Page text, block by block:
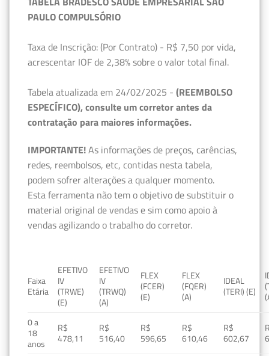
PAULO COMPULSÓRIO
Taxa de Inscrição: (Por Contrato) - R$ 7,50 por vida,
acrescentar IOF de 2,38% sobre o valor total final.
Tabela atualizada em 24/02/2025 - (REEMBOLSO
ESPECÍFICO), consulte um corretor antes da
contratação para maiores informações.
IMPORTANTE!As informações de preços, carências,
redes, reembolsos, etc, contidas nesta tabela,
podem sofrer alterações a qualquer momento.
Esta ferramenta não tem o objetivo de substituir o
material original de vendas e sim como apoio à
vendas agilizando o trabalho do corretor.
Faixa
Etária
EFETIVO
IV
(TRWE)
(E)
EFETIVO
IV
(TRWQ)
(A)
FLEX
(FCER)
(E)
FLEX
(FQER)
(A)
IDEAL
(TERI) (E)
0 a
18
anos
R$
478,11
R$
516,40
R$
596,65
R$
610,46
R$
602,67